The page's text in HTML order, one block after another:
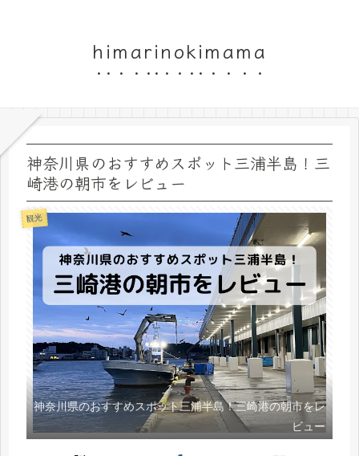
himarinokimama
神奈川県のおすすめスポット三浦半島！三
崎港の朝市をレビュー
観光
神奈川県のおすすめスポット三浦半島！三崎港の朝市をレ
ビュー